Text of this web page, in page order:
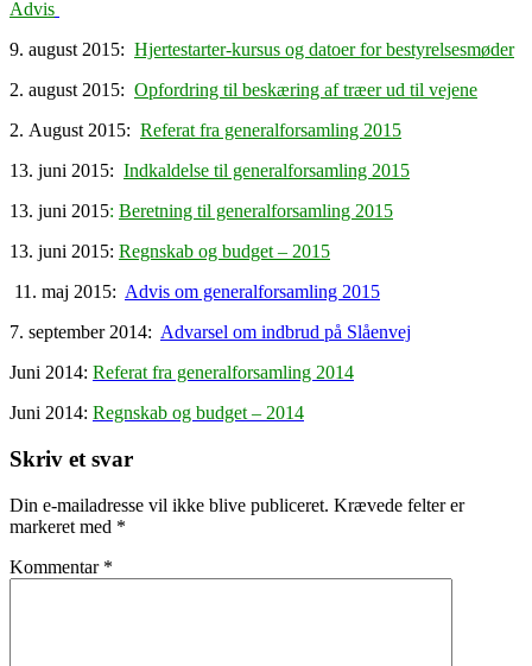
Advis
9. august 2015: Hjertestarter-kursus og datoer for bestyrelsesmøder
2. august 2015: Opfordring til beskæring af træer ud til vejene
2. August 2015: Referat fra generalforsamling 2015
13. juni 2015: Indkaldelse til generalforsamling 2015
13. juni 2015: Beretning til generalforsamling 2015
13. juni 2015: Regnskab og budget – 2015
11. maj 2015: Advis om generalforsamling 2015
7. september 2014: Advarsel om indbrud på Slåenvej
Juni 2014: Referat fra generalforsamling 2014
Juni 2014: Regnskab og budget – 2014
Skriv et svar
Din e-mailadresse vil ikke blive publiceret. Krævede felter er
markeret med *
Kommentar *